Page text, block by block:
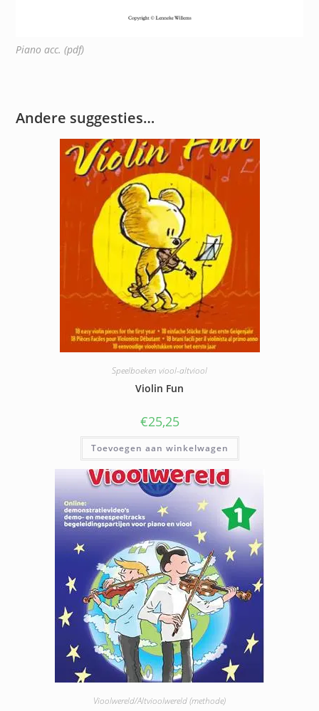
Piano acc. (pdf)
Andere suggesties…
Speelboeken viool-altviool
Violin Fun
€25,25
Toevoegen aan winkelwagen
Vioolwereld/Altvioolwereld (methode)